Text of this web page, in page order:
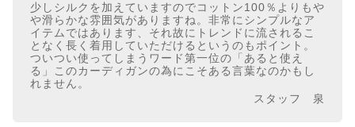
少しシルクを加えていますのでコットン100％よりもや
や滑らかな雰囲気がありますね。非常にシンプルなア
イテムではあります、それ故にトレンドに流されるこ
となく長く着用していただけるというのもポイント。
ついつい使ってしまうワード第一位の「あると使え
る」このカーディガンの為にこそある言葉なのかもし
れません。
スタッフ 泉